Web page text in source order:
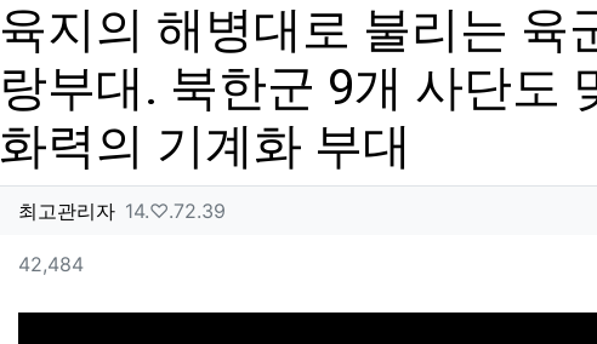
육지의 해병대로 불리는 육
랑부대. 북한군 9개 사단도
화력의 기계화 부대
작성자 정보
최고관리자작성
14.♡.72.39
컨텐츠 정보
42,484조회